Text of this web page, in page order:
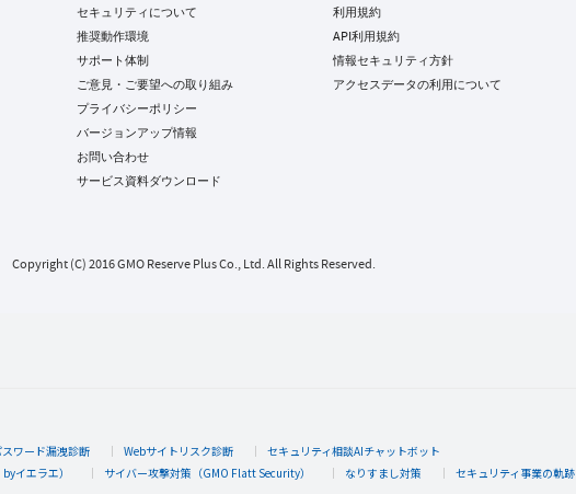
セキュリティについて
推奨動作環境
サポート体制
ご意見・ご要望への取り組み
プライバシーポリシー
バージョンアップ情報
お問い合わせ
サービス資料ダウンロード
利用規約
API利用規約
情報セキュリティ方針
アクセスデータの利用について
Copyright (C) 2016 GMO Reserve Plus Co., Ltd. All Rights Reserved.
ワード漏洩診断 Webサイトリスク診断
セキュリティ相談AIチャットボット
イエラエ） サイバー攻撃対策（GMO Flatt Security） なりすまし対策 セキュリティ事業の軌跡